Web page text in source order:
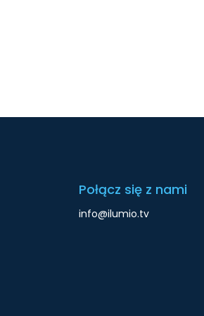
Połącz się z nami
info@ilumio.tv